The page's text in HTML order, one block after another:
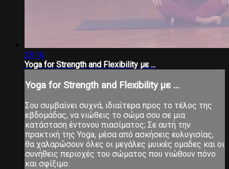
28:16
Yoga for Strength and Flexibility με ...
Yoga for Strength and Flexibility με ...
Σου συμβαίνει συχνά, ιδιαίτερα προς το τέλος της
εβδομάδας, να νιώθεις το σώμα σου σε μια
κατάσταση έντονου πιασίματος; Σε αυτή την
πρακτική της Yoga, μέσα από ασκήσεις ευλυγισίας,
θα χαλαρώσουν όλες οι μεγάλες μυικές ομαδες και οι
συνήθεις περιοχές του σώματος που νιώθουν πόνο
και σφίξιμο.